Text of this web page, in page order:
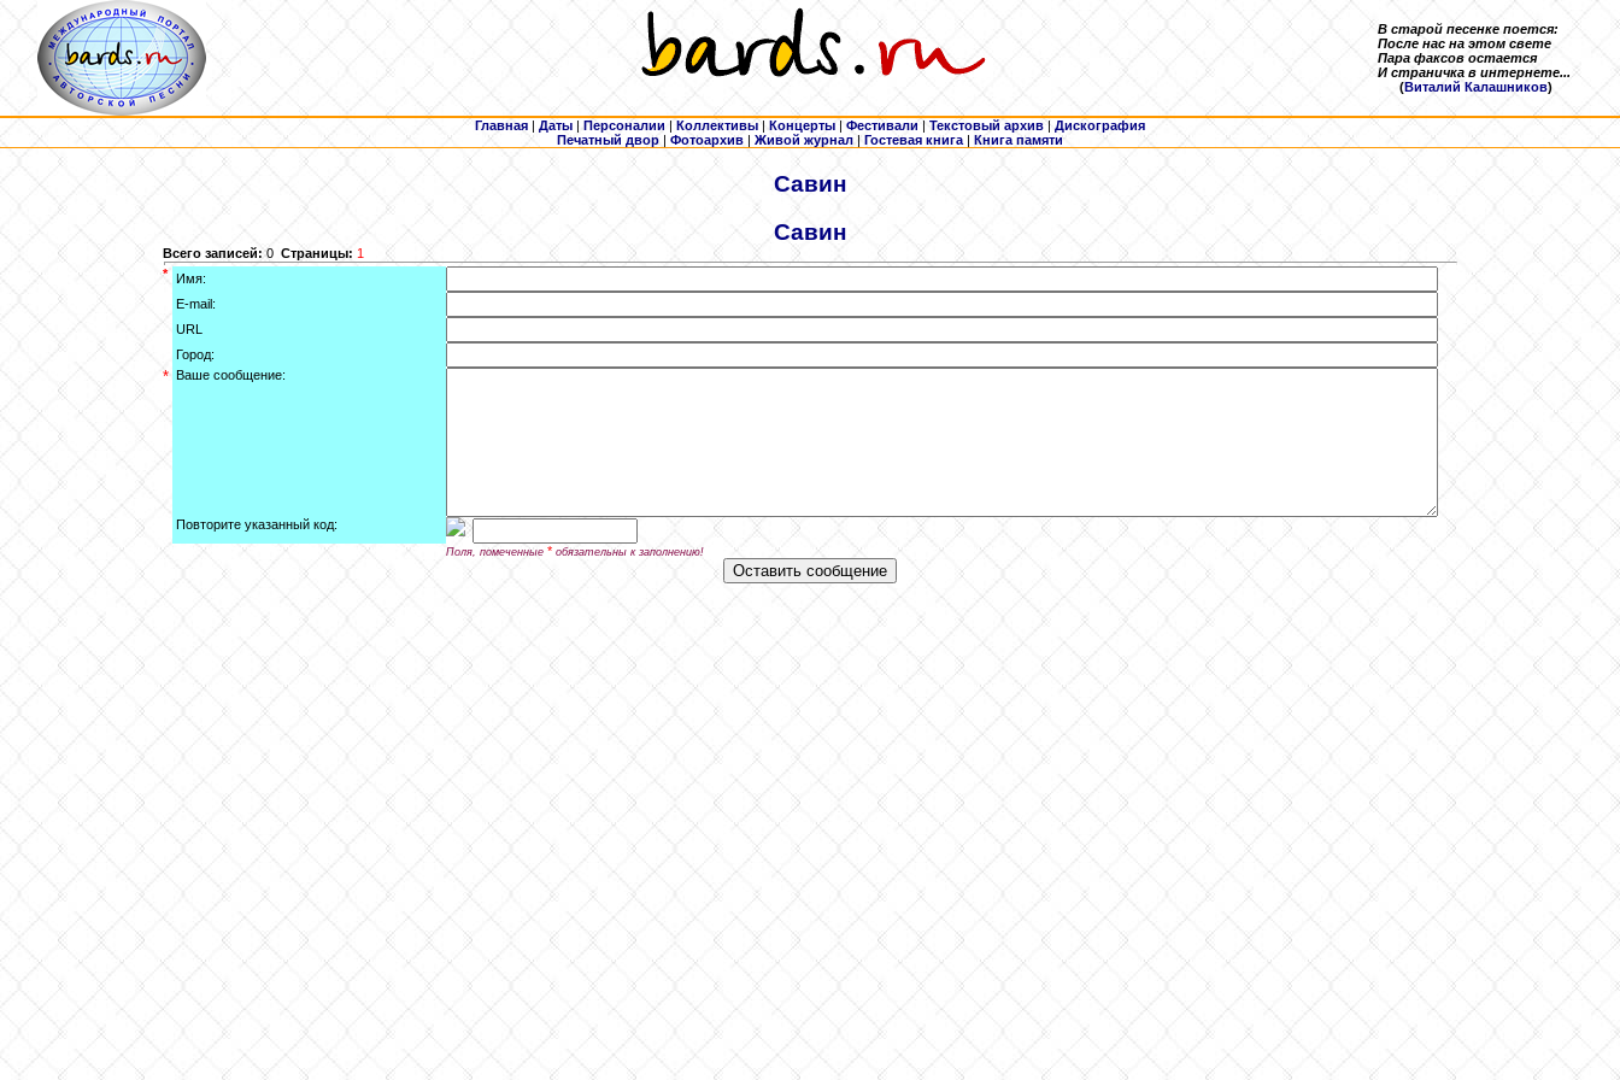
В старой песенке поется:
После нас на этом свете
Пара факсов остается
И страничка в интернете...
(Виталий Калашников)
Главная | Даты | Персоналии | Коллективы | Концерты | Фестивали | Текстовый архив | Дискография
Печатный двор | Фотоархив | Живой журнал | Гостевая книга | Книга памяти
Савин
Савин
Всего записей: 0 Страницы: 1
*
Имя:
E-mail:
URL
Город:
* Ваше сообщение:
Повторите указанный код:
Поля, помеченные*обязательны к заполнению!